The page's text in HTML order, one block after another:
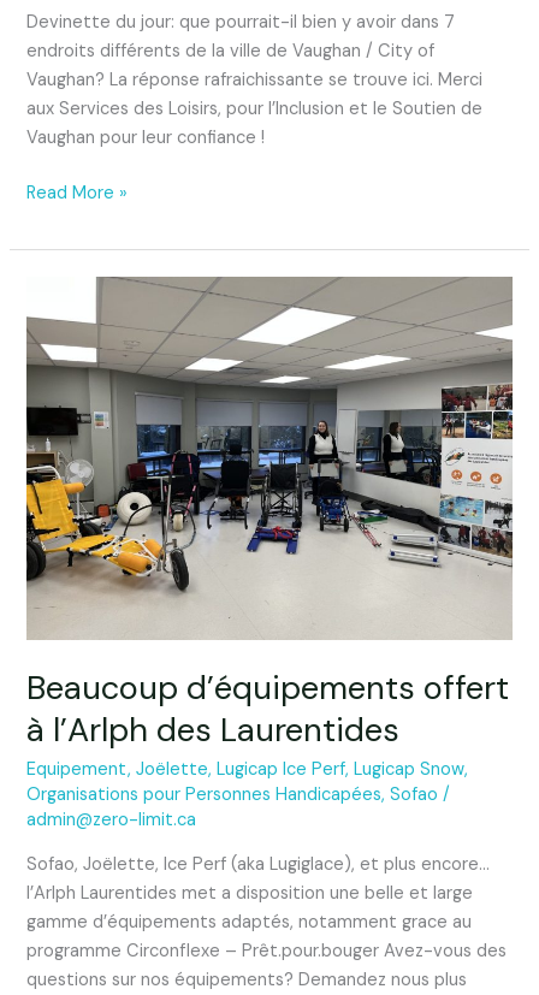
Devinette du jour: que pourrait-il bien y avoir dans 7
endroits différents de la ville de Vaughan / City of
Vaughan? La réponse rafraichissante se trouve ici. Merci
aux Services des Loisirs, pour l’Inclusion et le Soutien de
Vaughan pour leur confiance !
de
Vaughan
Read More »
Beaucoup d’équipements offert
à l’Arlph des Laurentides
Equipement,Joëlette,Lugicap Ice Perf,Lugicap Snow,
Organisations pour Personnes Handicapées,Sofao /
admin@zero-limit.ca
Sofao, Joëlette, Ice Perf (aka Lugiglace), et plus encore…
l’Arlph Laurentides met a disposition une belle et large
gamme d’équipements adaptés, notamment grace au
programme Circonflexe – Prêt.pour.bouger Avez-vous des
questions sur nos équipements? Demandez nous plus
d’équipements
offert
à
l’Arlph
des
Laurentides